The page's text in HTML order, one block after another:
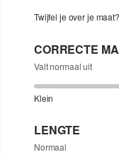
Twijfel je over je maat?
CORRECTE
Valt normaal uit
Klein
LENGTE
Normaal